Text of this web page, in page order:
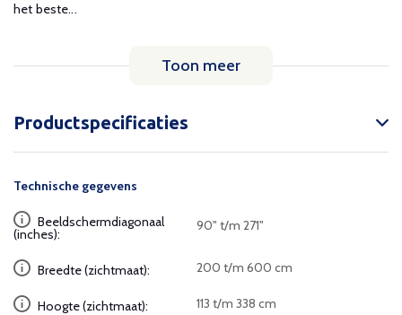
het beste...
Toon meer
Productspecificaties
Technische gegevens
Beeldschermdiagonaal
(inches):
90" t/m 271"
Breedte (zichtmaat): 200 t/m 600 cm
Hoogte (zichtmaat): 113 t/m 338 cm